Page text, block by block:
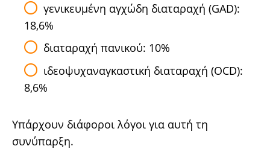
γενικευμένη αγχώδη διαταραχή (GAD):
18,6%
διαταραχή πανικού: 10%
ιδεοψυχαναγκαστική διαταραχή (OCD):
8,6%
Υπάρχουν διάφοροι λόγοι για αυτή τη
συνύπαρξη.